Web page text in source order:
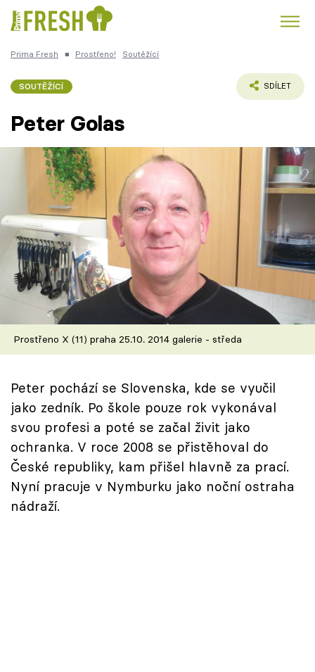
Česká kuchyně
Témata
Přihlášení
Sledujte nás
Prima Fresh ■ Prostřeno! Soutěžící
SOUTĚŽÍCÍ SDÍLET
Peter Golas
Prostřeno X (11) praha 25.10. 2014 galerie - středa
Peter pochází se Slovenska, kde se vyučil
jako zedník. Po škole pouze rok vykonával
svou profesi a poté se začal živit jako
ochranka. V roce 2008 se přistěhoval do
České republiky, kam přišel hlavně za prací.
Nyní pracuje v Nymburku jako noční ostraha
nádraží.